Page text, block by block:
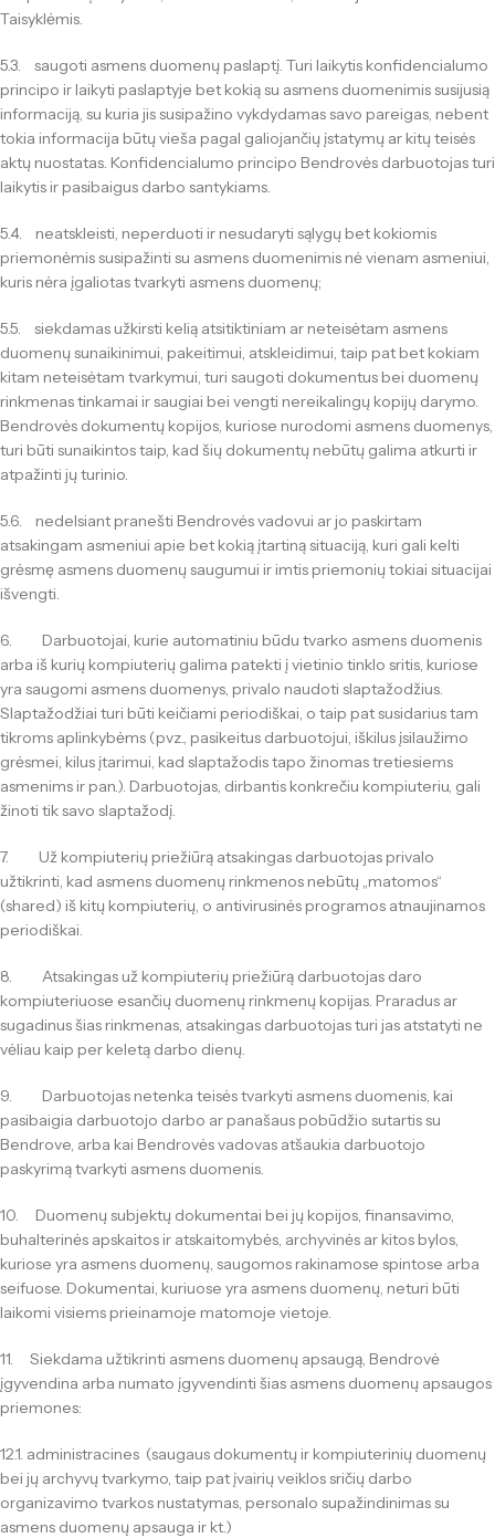
Taisyklėmis.
5.3. saugoti asmens duomenų paslaptį. Turi laikytis konfidencialumo
principo ir laikyti paslaptyje bet kokią su asmens duomenimis susijusią
informaciją, su kuria jis susipažino vykdydamas savo pareigas, nebent
tokia informacija būtų vieša pagal galiojančių įstatymų ar kitų teisės
aktų nuostatas. Konfidencialumo principo Bendrovės darbuotojas turi
laikytis ir pasibaigus darbo santykiams.
5.4. neatskleisti, neperduoti ir nesudaryti sąlygų bet kokiomis
priemonėmis susipažinti su asmens duomenimis nė vienam asmeniui,
kuris nėra įgaliotas tvarkyti asmens duomenų;
5.5. siekdamas užkirsti kelią atsitiktiniam ar neteisėtam asmens
duomenų sunaikinimui, pakeitimui, atskleidimui, taip pat bet kokiam
kitam neteisėtam tvarkymui, turi saugoti dokumentus bei duomenų
rinkmenas tinkamai ir saugiai bei vengti nereikalingų kopijų darymo.
Bendrovės dokumentų kopijos, kuriose nurodomi asmens duomenys,
turi būti sunaikintos taip, kad šių dokumentų nebūtų galima atkurti ir
atpažinti jų turinio.
5.6. nedelsiant pranešti Bendrovės vadovui ar jo paskirtam
atsakingam asmeniui apie bet kokią įtartiną situaciją, kuri gali kelti
grėsmę asmens duomenų saugumui ir imtis priemonių tokiai situacijai
išvengti.
6. Darbuotojai, kurie automatiniu būdu tvarko asmens duomenis
arba iš kurių kompiuterių galima patekti į vietinio tinklo sritis, kuriose
yra saugomi asmens duomenys, privalo naudoti slaptažodžius.
Slaptažodžiai turi būti keičiami periodiškai, o taip pat susidarius tam
tikroms aplinkybėms (pvz., pasikeitus darbuotojui, iškilus įsilaužimo
grėsmei, kilus įtarimui, kad slaptažodis tapo žinomas tretiesiems
asmenims ir pan.). Darbuotojas, dirbantis konkrečiu kompiuteriu, gali
žinoti tik savo slaptažodį.
7. Už kompiuterių priežiūrą atsakingas darbuotojas privalo
užtikrinti, kad asmens duomenų rinkmenos nebūtų „matomos“
(shared) iš kitų kompiuterių, o antivirusinės programos atnaujinamos
periodiškai.
8. Atsakingas už kompiuterių priežiūrą darbuotojas daro
kompiuteriuose esančių duomenų rinkmenų kopijas. Praradus ar
sugadinus šias rinkmenas, atsakingas darbuotojas turi jas atstatyti ne
vėliau kaip per keletą darbo dienų.
9. Darbuotojas netenka teisės tvarkyti asmens duomenis, kai
pasibaigia darbuotojo darbo ar panašaus pobūdžio sutartis su
Bendrove, arba kai Bendrovės vadovas atšaukia darbuotojo
paskyrimą tvarkyti asmens duomenis.
10. Duomenų subjektų dokumentai bei jų kopijos, finansavimo,
buhalterinės apskaitos ir atskaitomybės, archyvinės ar kitos bylos,
kuriose yra asmens duomenų, saugomos rakinamose spintose arba
seifuose. Dokumentai, kuriuose yra asmens duomenų, neturi būti
laikomi visiems prieinamoje matomoje vietoje.
11. Siekdama užtikrinti asmens duomenų apsaugą, Bendrovė
įgyvendina arba numato įgyvendinti šias asmens duomenų apsaugos
priemones:
12.1. administracines (saugaus dokumentų ir kompiuterinių duomenų
bei jų archyvų tvarkymo, taip pat įvairių veiklos sričių darbo
organizavimo tvarkos nustatymas, personalo supažindinimas su
asmens duomenų apsauga ir kt.)